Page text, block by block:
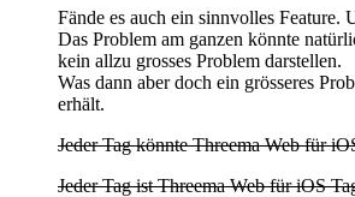
Fände es auch ein sinnvolles
Das Problem am ganzen könnte
kein allzu grosses Problem darstellen.
Was dann aber doch ein grösseres
erhält.
Jeder Tag könnte Threema Web für
Jeder Tag ist Threema Web für iOS